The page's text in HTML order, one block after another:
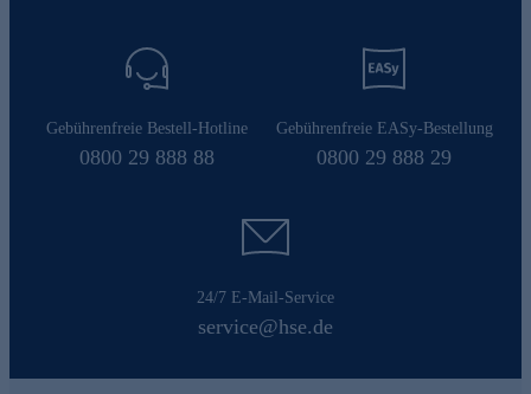
Gebührenfreie Bestell-Hotline
0800 29 888 88
Gebührenfreie EASy-Bestellung
0800 29 888 29
24/7 E-Mail-Service
service@hse.de